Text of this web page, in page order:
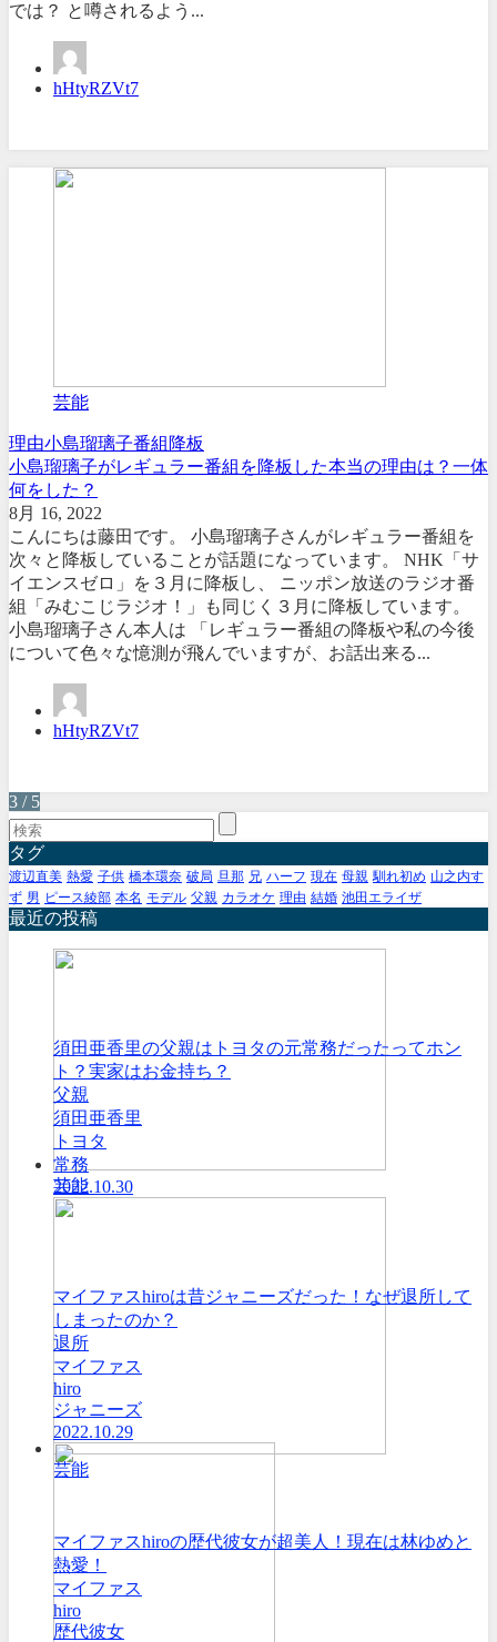
では？ と噂されるよう...
hHtyRZVt7
芸能
理由小島瑠璃子番組 降板
小島瑠璃子がレギュラー番組を降板した本当の理由は？一体
何をした？
8月 16, 2022
こんにちは藤田です。 小島瑠璃子さんがレギュラー番組を
次々と降板していることが話題になっています。 NHK「サ
イエンスゼロ」を３月に降板し、 ニッポン放送のラジオ番
組「みむこじラジオ！」も同じく３月に降板しています。
小島瑠璃子さん本人は 「レギュラー番組の降板や私の今後
について色々な憶測が飛んでいますが、お話出来る...
hHtyRZVt7
3 / 5
タグ
渡辺直美 熱愛 子供 橋本環奈 破局 旦那 兄 ハーフ 現在 母親 馴れ初め 山之内す
ず 男 ピース綾部 本名 モデル 父親 カラオケ 理由 結婚 池田エライザ
最近の投稿
芸能
須田亜香里の父親はトヨタの元常務だったってホン
ト？実家はお金持ち？
父親
須田亜香里
トヨタ
常務
2022.10.30
芸能
マイファスhiroは昔ジャニーズだった！なぜ退所して
しまったのか？
退所
マイファス
hiro
ジャニーズ
2022.10.29
マイファスhiroの歴代彼女が超美人！現在は林ゆめと
熱愛！
マイファス
hiro
歴代彼女